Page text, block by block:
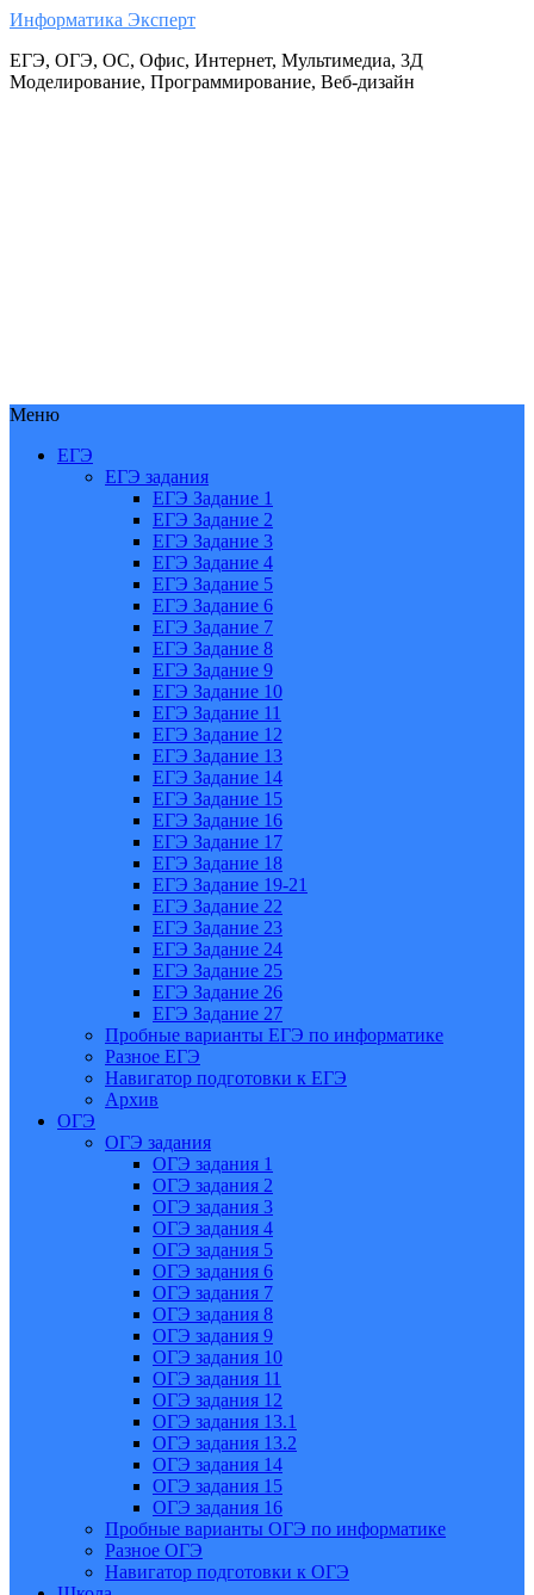
Информатика Эксперт
ЕГЭ, ОГЭ, ОС, Офис, Интернет, Мультимедиа, 3Д
Моделирование, Программирование, Веб-дизайн
Меню
ЕГЭ
ЕГЭ задания
ЕГЭ Задание 1
ЕГЭ Задание 2
ЕГЭ Задание 3
ЕГЭ Задание 4
ЕГЭ Задание 5
ЕГЭ Задание 6
ЕГЭ Задание 7
ЕГЭ Задание 8
ЕГЭ Задание 9
ЕГЭ Задание 10
ЕГЭ Задание 11
ЕГЭ Задание 12
ЕГЭ Задание 13
ЕГЭ Задание 14
ЕГЭ Задание 15
ЕГЭ Задание 16
ЕГЭ Задание 17
ЕГЭ Задание 18
ЕГЭ Задание 19-21
ЕГЭ Задание 22
ЕГЭ Задание 23
ЕГЭ Задание 24
ЕГЭ Задание 25
ЕГЭ Задание 26
ЕГЭ Задание 27
Пробные варианты ЕГЭ по информатике
Разное ЕГЭ
Навигатор подготовки к ЕГЭ
Архив
ОГЭ
ОГЭ задания
ОГЭ задания 1
ОГЭ задания 2
ОГЭ задания 3
ОГЭ задания 4
ОГЭ задания 5
ОГЭ задания 6
ОГЭ задания 7
ОГЭ задания 8
ОГЭ задания 9
ОГЭ задания 10
ОГЭ задания 11
ОГЭ задания 12
ОГЭ задания 13.1
ОГЭ задания 13.2
ОГЭ задания 14
ОГЭ задания 15
ОГЭ задания 16
Пробные варианты ОГЭ по информатике
Разное ОГЭ
Навигатор подготовки к ОГЭ